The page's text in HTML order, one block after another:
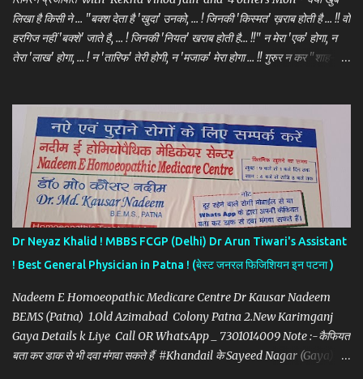
लिखा है किसी ने ... "बक्श देता है 'खुदा' उनको, ... ! जिनकी 'किस्मत' ख़राब होती है ... !! वो
हरगिज नहीं 'बक्शे' जाते है, ... ! जिनकी 'नियत' खराब होती है... !!" न मेरा 'एक' होगा, न
तेरा 'लाख' होगा, ... ! न 'तारिफ' तेरी होगी, न 'मजाक' मेरा होगा ... !! गुरुर न कर "शाह-ए-
है ... ! और कोई हँस कर 'दर्द' छुपाता है ... !! क्या करामात है 'कुदरत' की, ... ! 'ज़िंदा इंसान'
पानी में डूब जाता है और 'मुर्दा' तैर के दिखाता है ... !! 'मौत' को देखा तो नहीं, पर शायद 'वो'
बहुत "खूबसूरत" होगी, ... ! "कम्बख़त" जो भी ...
Dr Neyaz Khalid ! MBBS FCGP (Delhi) Dr Arun Tiwari's Assistant
! Best General Physician in Patna ! (बेस्ट जनरल फिजिशियन इन पटना )
Nadeem E Homoeopathic Medicare Centre Dr Kausar Nadeem
BEMS (Patna) 1.Old Azimabad Colony Patna 2.New Karimganj
Gaya Details k Liye Call OR WhatsApp _ 7301014009 Note :-कैफियत
बता कर डाक से भी दवा मंगवा सकते हैं #Khandail के Sayeed Nagar (Gaya) में